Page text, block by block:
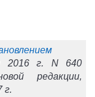
2016 г. N 640
редакции,
г.